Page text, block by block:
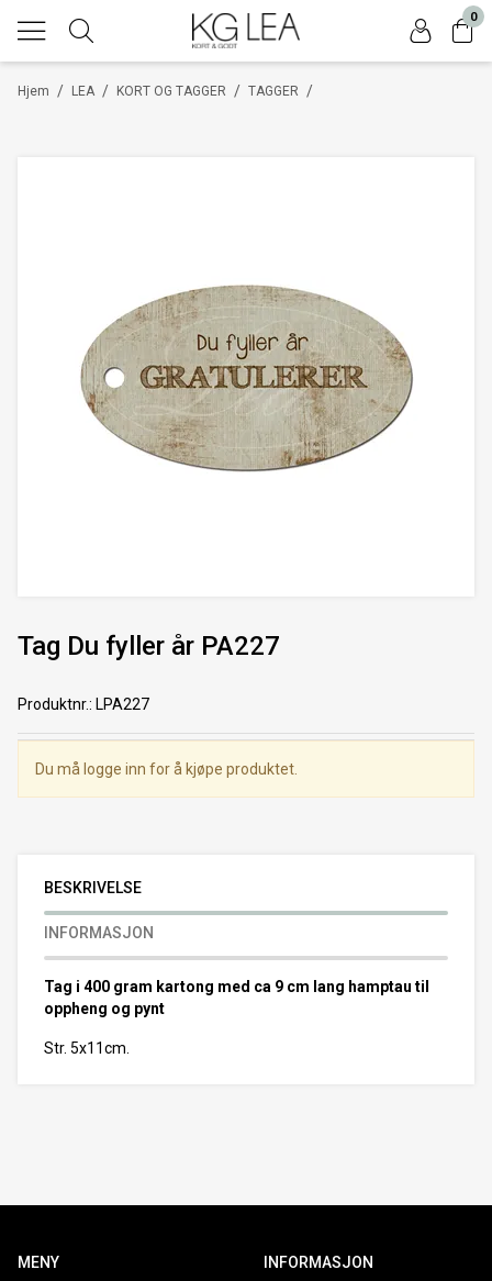
0
/
Hjem /
LEA /
KORT OG TAGGER /
TAGGER
Tag Du fyller år PA227
Produktnr.: LPA227
Du må logge inn for å kjøpe produktet.
BESKRIVELSE
INFORMASJON
Tag i 400 gram kartong med ca 9 cm lang hamptau til
oppheng og pynt
Str. 5x11cm.
MENY INFORMASJON